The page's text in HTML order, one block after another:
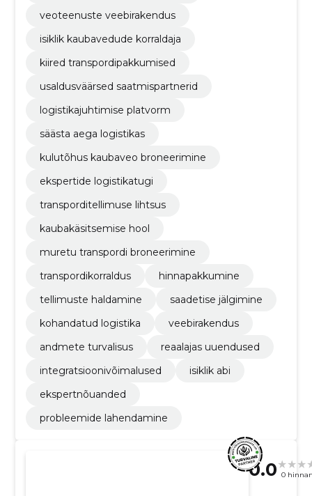
veoteenuste veebirakendus
isiklik kaubavedude korraldaja
kiired transpordipakkumised
usaldusväärsed saatmispartnerid
logistikajuhtimise platvorm
säästa aega logistikas
kulutõhus kaubaveo broneerimine
ekspertide logistikatugi
transporditellimuse lihtsus
kaubakäsitsemise hool
muretu transpordi broneerimine
transpordikorraldus
hinnapakkumine
tellimuste haldamine
saadetise jälgimine
kohandatud logistika
veebirakendus
andmete turvalisus
reaalajas uuendused
integratsioonivõimalused
isiklik abi
ekspertnõuanded
probleemide lahendamine
0.0 0